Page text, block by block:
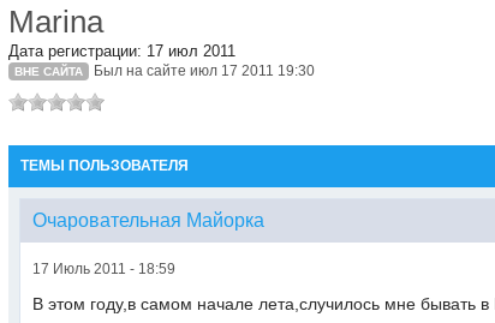
Marina
Дата регистрации: 17 июл 2011
ВНЕ САЙТА Был на сайте июл 17 2011 19:30
ТЕМЫ ПОЛЬЗОВАТЕЛЯ
Очаровательная Майорка
17 Июль 2011 - 18:59
В этом году,в самом начале лета,случилось мне бывать